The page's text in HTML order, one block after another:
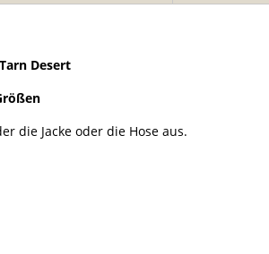
Desert
die Jacke oder die Hose aus.